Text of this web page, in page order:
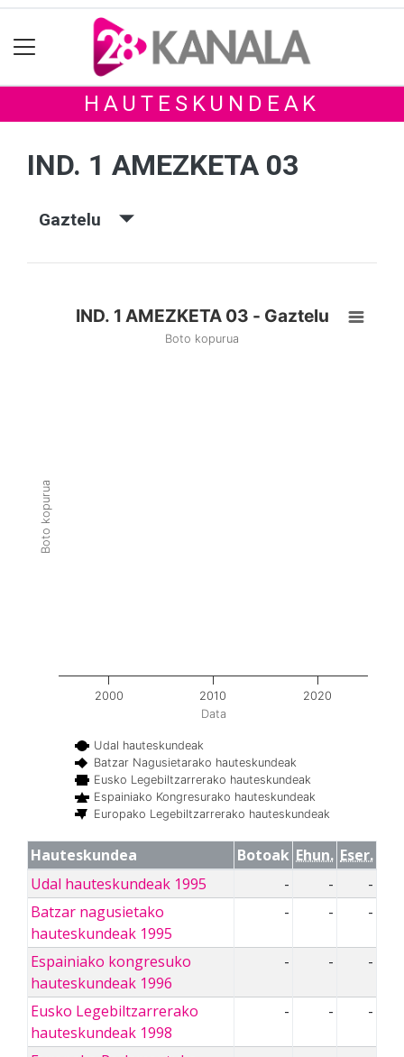
HAUTESKUNDEAK
IND. 1 AMEZKETA 03
Gaztelu
Data
Boto kopurua
IND. 1 AMEZKETA 03 - Gaztelu
Boto kopurua
Udal hauteskundeak
Batzar Nagusietarako hauteskundeak
Eusko Legebiltzarrerako hauteskundeak
Espainiako Kongresurako hauteskundeak
Europako Legebiltzarrerako hauteskundeak
2000 2010 2020
Hauteskundea Botoak Ehun. Eser.
Udal hauteskundeak 1995
- -
-
Batzar nagusietako
hauteskundeak 1995
- - -
Espainiako kongresuko
hauteskundeak 1996
- - -
Eusko Legebiltzarrerako
hauteskundeak 1998
- - -